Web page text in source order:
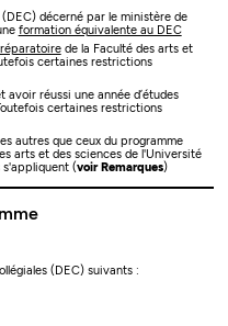
décerné par le ministère de
formation équivalente au DEC
de la Faculté des arts et
certaines restrictions
réussi une année d’études
certaines restrictions
autres que ceux du programme
arts et des sciences de l'Université
(voir Remarques)
(DEC) suivants :